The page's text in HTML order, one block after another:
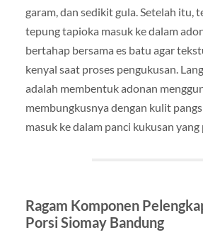
garam, dan sedikit gula. Setelah itu,
tepung tapioka masuk ke dalam
bertahap bersama es batu agar
kenyal saat proses pengukusan.
adalah membentuk adonan
membungkusnya dengan kulit
masuk ke dalam panci kukusan yang
Ragam Komponen
Porsi Siomay Bandung